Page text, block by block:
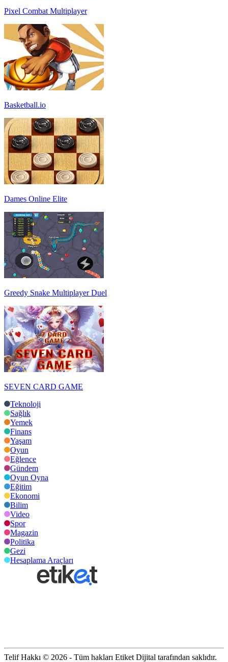
Pixel Combat Multiplayer
Basketball.io
Dames Online Elite
Greedy Snake Multiplayer Duel
SEVEN CARD GAME
Teknoloji
Sağlık
Yemek
Finans
Yaşam
Oyun
Eğlence
Gündem
Oyun Oyna
Eğitim
Ekonomi
Bilim
Video
Spor
Magazin
Politika
Gezi
Hesaplama Araçları
Telif Hakkı © 2026 - Tüm hakları Etiket Dijital tarafından saklıdır.